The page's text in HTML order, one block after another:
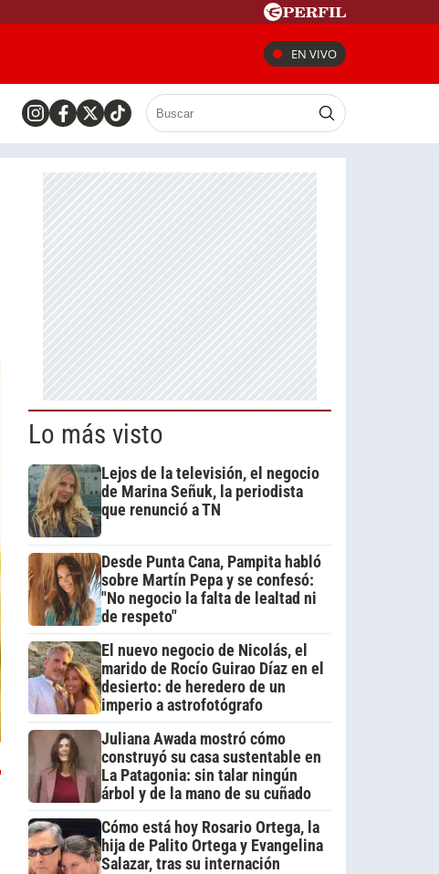
EN VIVO
Lo más visto
Lejos de la televisión, el negocio
de Marina Señuk, la periodista
que renunció a TN
Desde Punta Cana, Pampita habló
sobre Martín Pepa y se confesó:
"No negocio la falta de lealtad ni
de respeto"
El nuevo negocio de Nicolás, el
marido de Rocío Guirao Díaz en el
desierto: de heredero de un
imperio a astrofotógrafo
Juliana Awada mostró cómo
construyó su casa sustentable en
La Patagonia: sin talar ningún
árbol y de la mano de su cuñado
Cómo está hoy Rosario Ortega, la
hija de Palito Ortega y Evangelina
Salazar, tras su internación